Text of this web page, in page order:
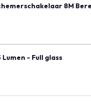
8M
- Full glass